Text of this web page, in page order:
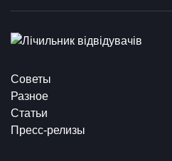
Советы
Разное
Статьи
Пресс-релизы